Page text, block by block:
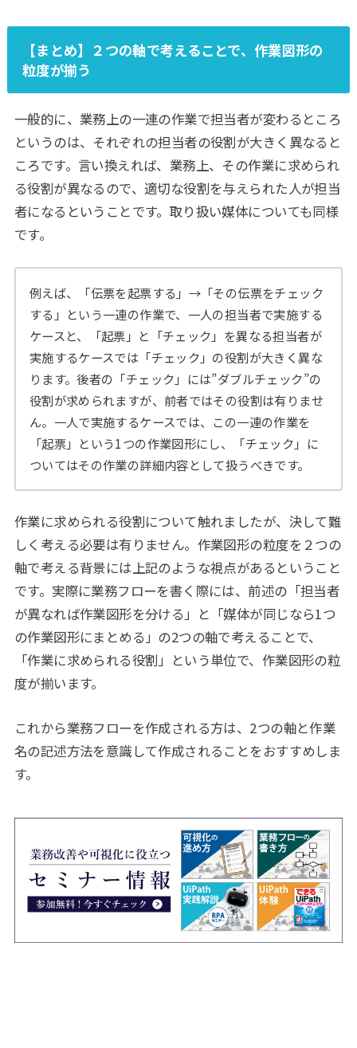
【まとめ】２つの軸で考えることで、作業図形の
粒度が揃う
一般的に、業務上の一連の作業で担当者が変わるところ
というのは、それぞれの担当者の役割が大きく異なると
ころです。言い換えれば、業務上、その作業に求められ
る役割が異なるので、適切な役割を与えられた人が担当
者になるということです。取り扱い媒体についても同様
です。
例えば、「伝票を起票する」→「その伝票をチェック
する」という一連の作業で、一人の担当者で実施する
ケースと、「起票」と「チェック」を異なる担当者が
実施するケースでは「チェック」の役割が大きく異な
ります。後者の「チェック」には”ダブルチェック”の
役割が求められますが、前者ではその役割は有りませ
ん。一人で実施するケースでは、この一連の作業を
「起票」という1つの作業図形にし、「チェック」に
ついてはその作業の詳細内容として扱うべきです。
作業に求められる役割について触れましたが、決して難
しく考える必要は有りません。作業図形の粒度を２つの
軸で考える背景には上記のような視点があるということ
です。実際に業務フローを書く際には、前述の「担当者
が異なれば作業図形を分ける」と「媒体が同じなら1つ
の作業図形にまとめる」の2つの軸で考えることで、
「作業に求められる役割」という単位で、作業図形の粒
度が揃います。
これから業務フローを作成される方は、2つの軸と作業
名の記述方法を意識して作成されることをおすすめしま
す。